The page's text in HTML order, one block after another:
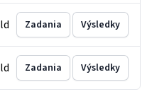
Zadania Výsledky
Zadania Výsledky